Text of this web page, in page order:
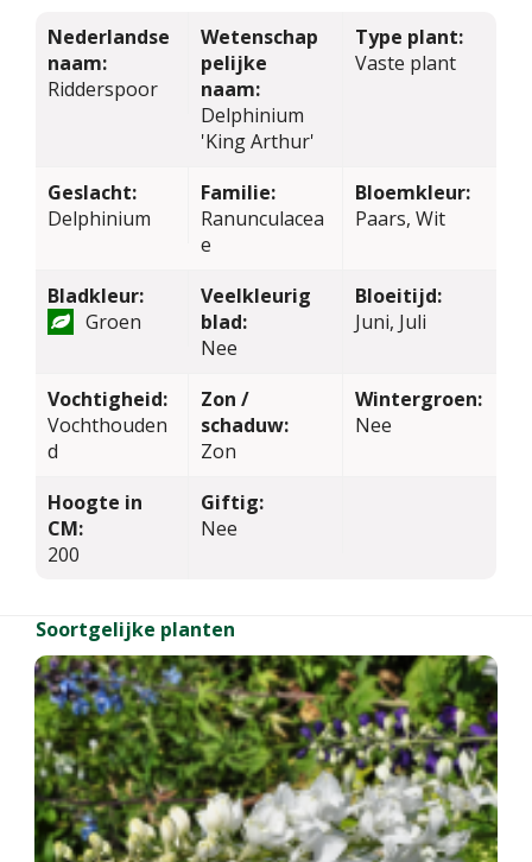
Nederlandse
naam:
Ridderspoor
Wetenschap
pelijke
naam:
Delphinium
'King Arthur'
Type plant:
Vaste plant
Geslacht:
Delphinium
Familie:
Ranunculacea
e
Bloemkleur:
Paars, Wit
Bladkleur:
Groen
Veelkleurig
blad:
Nee
Bloeitijd:
Juni, Juli
Vochtigheid:
Vochthouden
d
Zon /
schaduw:
Zon
Wintergroen:
Nee
Hoogte in
CM:
200
Giftig:
Nee
Soortgelijke planten